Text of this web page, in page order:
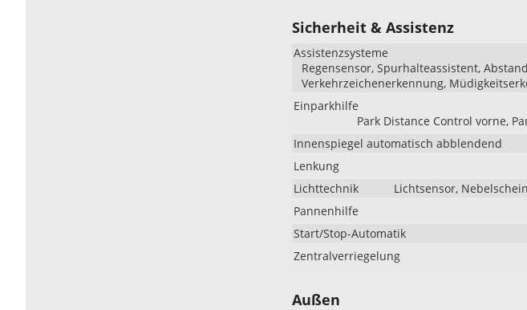
Sicherheit & Assistenz
Assistenzsysteme
Regensensor, Spurhalteassistent,
Verkehrzeichenerkennung,
Einparkhilfe
Park Distance Control vorne,
Innenspiegel automatisch abblendend
Lenkung
Lichttechnik
Lichtsensor,
Pannenhilfe
Start/Stop-Automatik
Zentralverriegelung
Außen